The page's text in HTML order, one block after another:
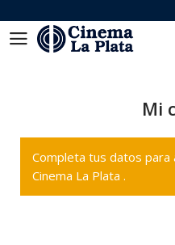
Mi
Completa tus datos para
Cinema La Plata .